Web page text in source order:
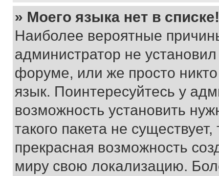
» Моего языка нет в списке!
Наиболее вероятные
администратор не
форуме, или же просто
язык. Поинтересуйтесь у
возможность установить
такого пакета не
прекрасная возможность
миру свою локализацию.